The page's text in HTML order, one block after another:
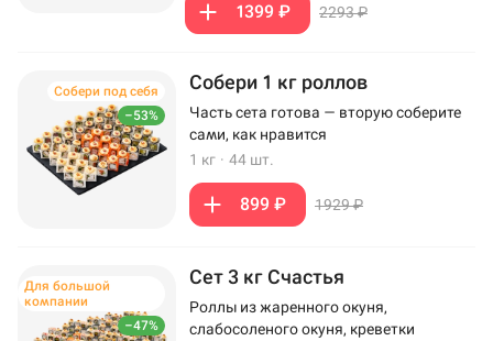
1399 ₽ 2293 ₽
–53%
Собери под себя Собери 1 кг роллов
Часть сета готова — вторую соберите
сами, как нравится
1 кг · 44 шт.
899 ₽ 1929 ₽
–47%
Для большой
компании
Сет 3 кг Счастья
Роллы из жаренного окуня,
слабосоленого окуня, креветки